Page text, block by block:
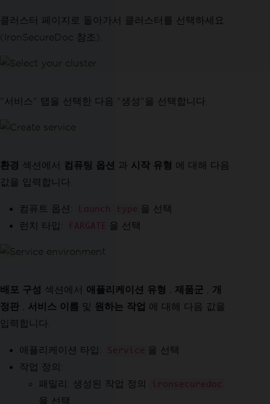
클러스터 페이지로 돌아가서 클러스터를 선택하세요
(IronSecureDoc 참조).
"서비스" 탭을 선택한 다음 "생성"을 선택합니다.
환경 섹션에서 컴퓨팅 옵션 과 시작 유형 에 대해 다음
값을 입력합니다.
컴퓨트 옵션: Launch type 을 선택
런치 타입:
FARGATE 을 선택
배포 구성 섹션에서 애플리케이션 유형 제품군
개
정판
서비스 이름 및 원하는 작업 에 대해 다음 값을
입력합니다.
애플리케이션 타입: Service 을 선택
작업 정의:
패밀리: 생성된 작업 정의
ironsecuredoc
을 선택